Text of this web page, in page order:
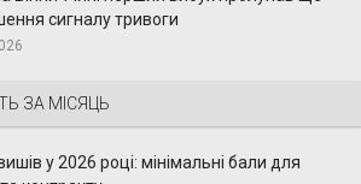
сигналу тривоги
ЗА МІСЯЦЬ
у 2026 році: мінімальні бали для